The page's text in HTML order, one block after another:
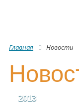
Главная Новости
2013